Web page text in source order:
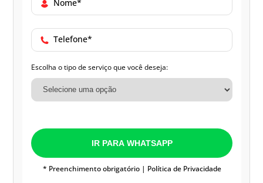
Nome*
Telefone*
Escolha o tipo de serviço que você deseja:
IR PARA WHATSAPP
* Preenchimento obrigatório | Política de Privacidade